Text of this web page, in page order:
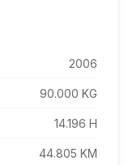
2006
90.000 KG
14.196 H
44.805 KM